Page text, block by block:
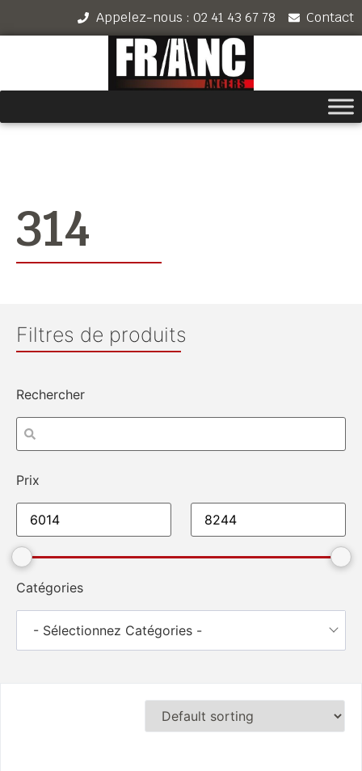
Appelez-nous : 02 41 43 67 78 Contact
314
Filtres de produits
Rechercher
Prix
Catégories
- Sélectionnez Catégories -